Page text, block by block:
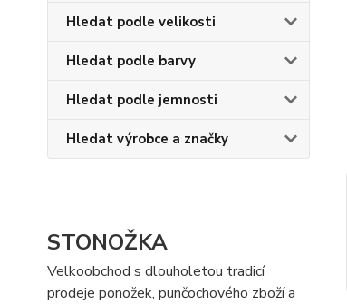
Hledat podle velikosti
Hledat podle barvy
Hledat podle jemnosti
Hledat výrobce a značky
STONOŽKA
Velkoobchod s dlouholetou tradicí
prodeje ponožek, punčochového zboží a